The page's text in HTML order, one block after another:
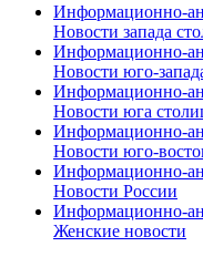
Информационно-
Новости запада
Информационно-
Новости юго-
Информационно-
Новости юга
Информационно-
Новости юго-
Информационно-
Новости России
Информационно-
Женские новости